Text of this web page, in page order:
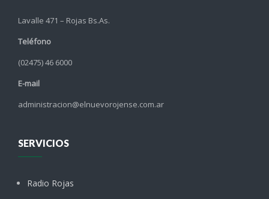
Lavalle 471 – Rojas Bs.As.
Teléfono
(02475) 46 6000
E-mail
administracion@elnuevorojense.com.ar
SERVICIOS
Radio Rojas